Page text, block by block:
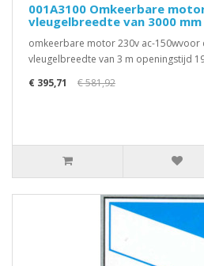
001A3100 Omkeerbare
vleugelbreedte van 3000 mm
omkeerbare motor 230v ac-150wvoor
vleugelbreedte van 3 m openingstijd
€ 395,71
€ 581,92